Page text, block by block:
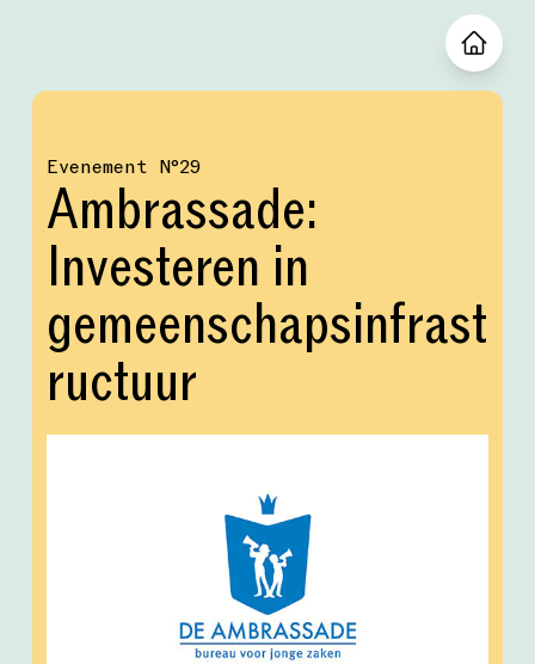
Evenement№29
Ambrassade:
Investeren in
gemeenschapsinfrast
ructuur